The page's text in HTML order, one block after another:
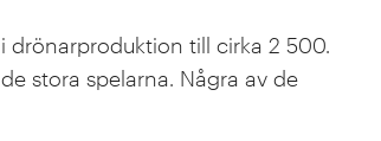
drönarproduktion till cirka 2 500.
stora spelarna. Några av de